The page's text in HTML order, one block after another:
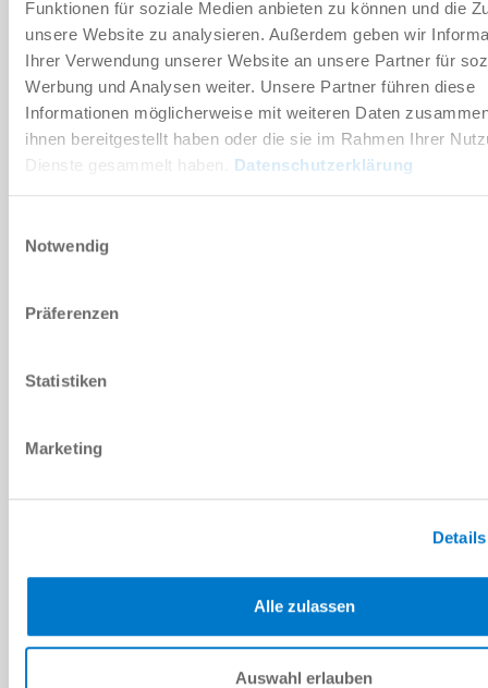
Funktionen für soziale Medien anbieten zu können und die
unsere Website zu analysieren. Außerdem geben wir
Ihrer Verwendung unserer Website an unsere Partner für
Werbung und Analysen weiter. Unsere Partner führen diese
Informationen möglicherweise mit weiteren Daten
ihnen bereitgestellt haben oder die sie im Rahmen Ihrer
Dienste gesammelt haben. Datenschutzerklärung
Notwendig
Präferenzen
Statistiken
Marketing
Alle zulassen
Auswahl erlauben
11 [°]
130 [N]
Nee
Nee